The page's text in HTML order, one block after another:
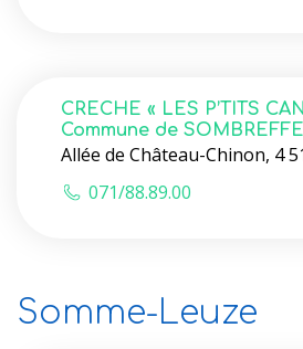
CRECHE « LES P’TITS
Commune de SOMBREFFE
Allée de Château-Chinon, 4
071/88.89.00
Somme-Leuze